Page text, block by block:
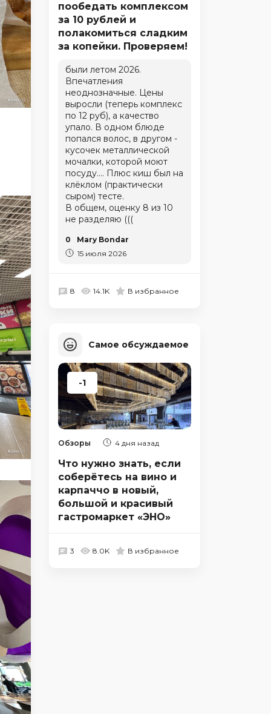
пообедать комплексом
за 10 рублей и
полакомиться сладким
за копейки. Проверяем!
были летом 2026.
Впечатления
неоднозначные. Цены
выросли (теперь комплекс
по 12 руб), а качество
упало. В одном блюде
попался волос, в другом -
кусочек металлической
мочалки, которой моют
посуду.... Плюс киш был на
клёклом (практически
сыром) тесте.
В общем, оценку 8 из 10
не разделяю (((
0
Mary Bondar
15 июля 2026
8 14.1K В избранное
Самое обсуждаемое
-1
Обзоры 4 дня назад
Что нужно знать, если
соберётесь на вино и
карпаччо в новый,
большой и красивый
гастромаркет «ЭНО»
3 8.0K В избранное